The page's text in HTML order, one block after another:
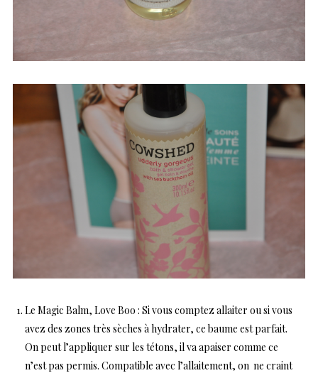
Le Magic Balm, Love Boo : Si vous comptez allaiter ou si vous
avez des zones très sèches à hydrater, ce baume est parfait.
On peut l’appliquer sur les tétons, il va apaiser comme ce
n’est pas permis. Compatible avec l’allaitement, on ne craint